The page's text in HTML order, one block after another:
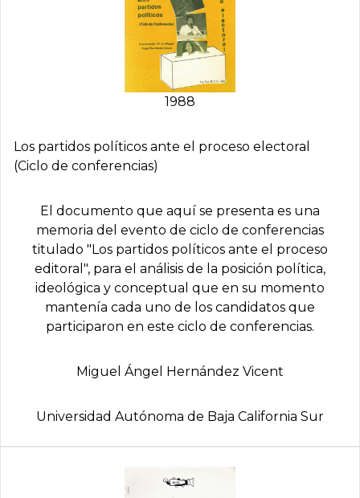
1988
Los partidos políticos ante el proceso electoral
(Ciclo de conferencias)
El documento que aquí se presenta es una
memoria del evento de ciclo de conferencias
titulado "Los partidos políticos ante el proceso
editoral", para el análisis de la posición política,
ideológica y conceptual que en su momento
mantenía cada uno de los candidatos que
participaron en este ciclo de conferencias.
Miguel Ángel Hernández Vicent
Universidad Autónoma de Baja California Sur